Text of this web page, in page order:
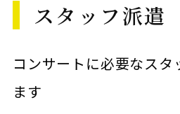
スタッフ派遣
コンサートに必要なスタ
ます